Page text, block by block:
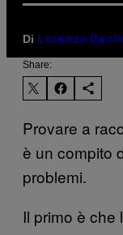
Di Lorenzo
Share:
Provare a
è un compito
problemi.
Il primo è che